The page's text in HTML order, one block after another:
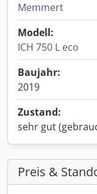
Memmert
Modell:
ICH 750 L eco
Baujahr:
2019
Zustand:
sehr gut
Preis &